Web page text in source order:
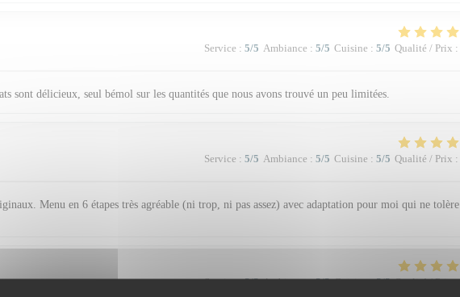
Service : 5/5 Ambiance : 5/5 Cuisine : 5/5 Qualité / Prix :
sont délicieux, seul bémol sur les quantités que nous avons trouvé un peu limitées.
Service : 5/5 Ambiance : 5/5 Cuisine : 5/5 Qualité / Prix :
Menu en 6 étapes très agréable (ni trop, ni pas assez) avec adaptation pour moi qui ne tolère
Service: 5/5 Ambiance: 5/5 Cuisine: 5/5 Qualité / Prix: